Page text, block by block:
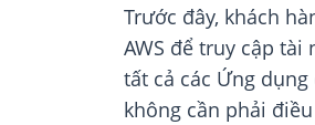
Trước đây, khách
AWS để truy cập tài
tất cả các Ứng
không cần phải